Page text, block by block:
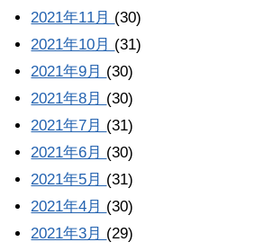
2021年11月 (30)
2021年10月 (31)
2021年9月 (30)
2021年8月 (30)
2021年7月 (31)
2021年6月 (30)
2021年5月 (31)
2021年4月 (30)
2021年3月 (29)